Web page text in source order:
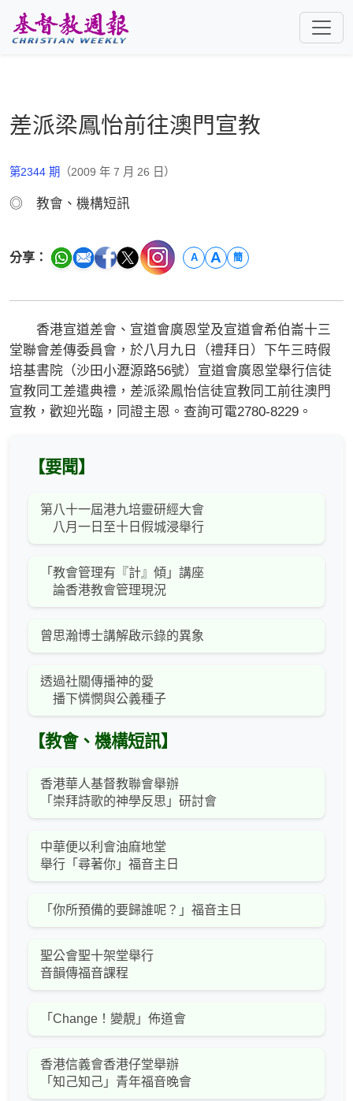
差派梁鳳怡前往澳門宣教
第2344 期 （2009 年 7 月 26 日）
◎ 教會、機構短訊
分享： A A 簡
香港宣道差會、宣道會廣恩堂及宣道會希伯崙十三
堂聯會差傳委員會，於八月九日（禮拜日）下午三時假
培基書院（沙田小瀝源路56號）宣道會廣恩堂舉行信徒
宣教同工差遣典禮，差派梁鳳怡信徒宣教同工前往澳門
宣教，歡迎光臨，同證主恩。查詢可電2780-8229。
【要聞】
第八十一屆港九培靈研經大會
八月一日至十日假城浸舉行
「教會管理有『計』傾」講座
論香港教會管理現況
曾思瀚博士講解啟示錄的異象
透過社關傳播神的愛
播下憐憫與公義種子
【教會、機構短訊】
香港華人基督教聯會舉辦
「崇拜詩歌的神學反思」研討會
中華便以利會油麻地堂
舉行「尋著你」福音主日
「你所預備的要歸誰呢？」福音主日
聖公會聖十架堂舉行
音韻傳福音課程
「Change！變靚」佈道會
香港信義會香港仔堂舉辦
「知己知己」青年福音晚會